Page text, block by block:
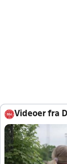
Videoer fra